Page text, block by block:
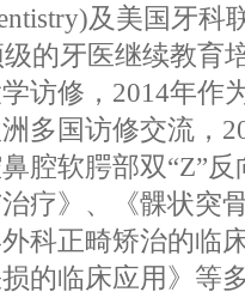
及美国牙科
的牙医继续教育
访修，2014年作
多国访修交流，
腔软腭部双“Z”
治疗》、《髁状突
科正畸矫治的临
的临床应用》等